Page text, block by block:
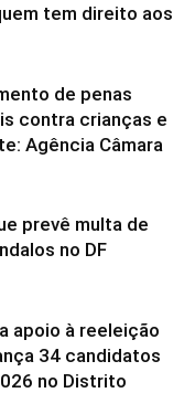
tem direito aos
de penas
contra crianças e
Agência Câmara
prevê multa de
no DF
apoio à reeleição
34 candidatos
no Distrito